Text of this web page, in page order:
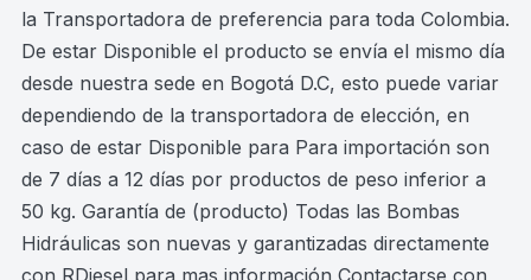
la Transportadora de preferencia para toda Colombia.
De estar Disponible el producto se envía el mismo día
desde nuestra sede en Bogotá D.C, esto puede variar
dependiendo de la transportadora de elección, en
caso de estar Disponible para Para importación son
de 7 días a 12 días por productos de peso inferior a
50 kg. Garantía de (producto) Todas las Bombas
Hidráulicas son nuevas y garantizadas directamente
con RDiesel para mas información Contactarse con